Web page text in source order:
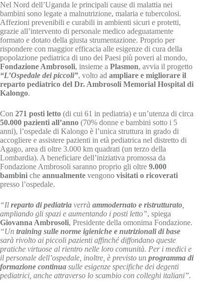
Nel Nord dell’Uganda le principali cause di malattia nei
bambini sono legate a malnutrizione, malaria e tubercolosi.
Affezioni prevenibili e curabili in ambienti sicuri e protetti,
grazie all’intervento di personale medico adeguatamente
formato e dotato della giusta strumentazione. Proprio per
rispondere con maggior efficacia alle esigenze di cura della
popolazione pediatrica di uno dei Paesi più poveri al mondo,
Fondazione Ambrosoli, insieme a Plasmon, avvia il progetto
“L’Ospedale dei piccoli”, volto ad ampliare e migliorare il
reparto pediatrico del Dr. Ambrosoli Memorial Hospital di
Kalongo.
Con 271 posti letto (di cui 61 in pediatria) e un’utenza di circa
50.000 pazienti all’anno (70% donne e bambini sotto i 5
anni), l’ospedale di Kalongo è l’unica struttura in grado di
accogliere e assistere pazienti in età pediatrica nel distretto di
Agago, area di oltre 3.000 km quadrati (un terzo della
Lombardia). A beneficiare dell’iniziativa promossa da
Fondazione Ambrosoli saranno proprio gli oltre 9.000
bambini che annualmente vengono visitati o ricoverati
presso l’ospedale.
“Il reparto di pediatria verrà ammodernato e ristrutturato
ampliando gli spazi e aumentando i posti letto”, spiega
Giovanna Ambrosoli, Presidente della omonima Fondazione.
“Un training sulle norme igieniche e nutrizionali di base
sarà rivolto ai piccoli pazienti affinché diffondano queste
pratiche virtuose al rientro nelle loro comunità. Per i medici e
il personale dell’ospedale, inoltre, è previsto un programma di
formazione continua sulle esigenze specifiche dei degenti
pediatrici, anche attraverso lo scambio con colleghi italiani”.